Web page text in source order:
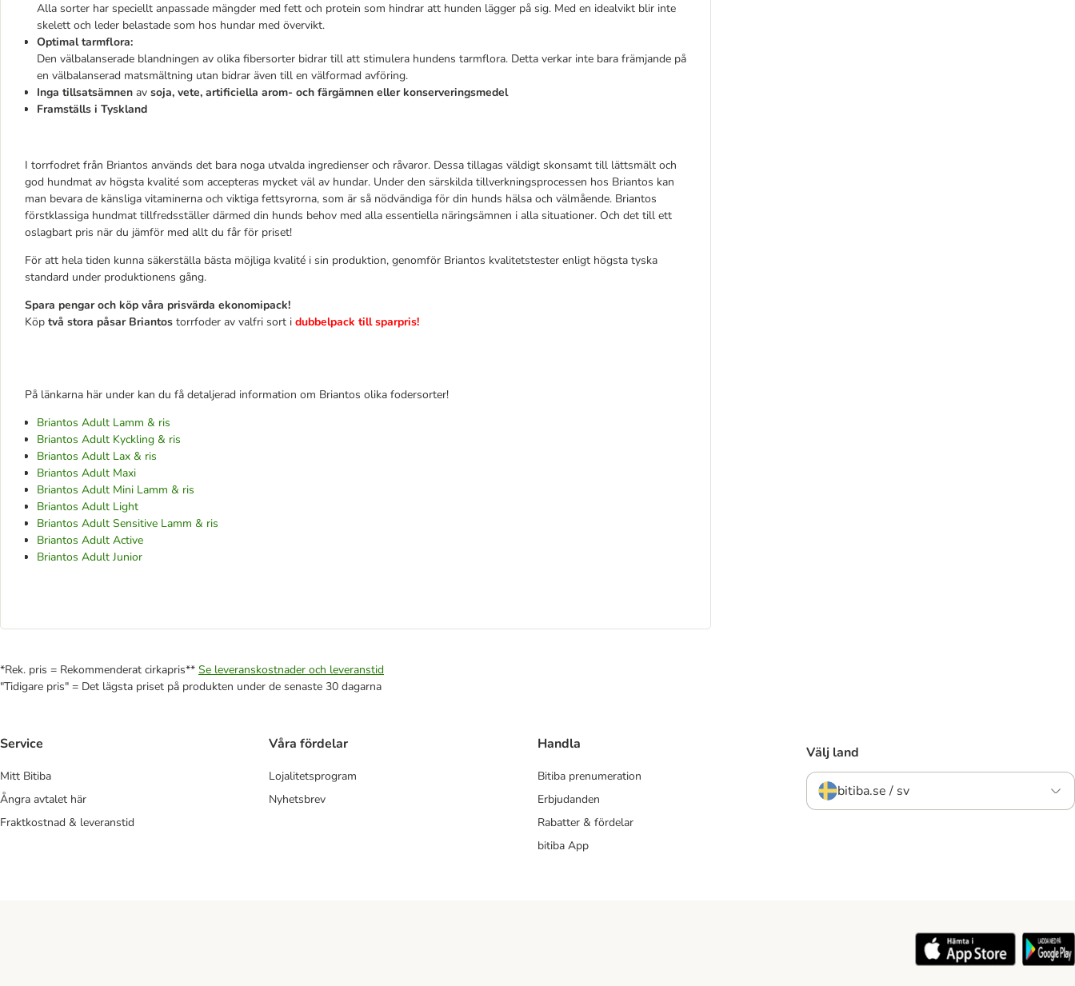
Alla sorter har speciellt anpassade mängder med fett och protein som hindrar att hunden lägger på sig. Med en idealvikt blir inte
skelett och leder belastade som hos hundar med övervikt.
Optimal tarmflora:
Den välbalanserade blandningen av olika fibersorter bidrar till att stimulera hundens tarmflora. Detta verkar inte bara främjande på
en välbalanserad matsmältning utan bidrar även till en välformad avföring.
Inga tillsatsämnen av soja, vete, artificiella arom- och färgämnen eller konserveringsmedel
Framställs i Tyskland
I torrfodret från Briantos används det bara noga utvalda ingredienser och råvaror. Dessa tillagas väldigt skonsamt till lättsmält och
god hundmat av högsta kvalité som accepteras mycket väl av hundar. Under den särskilda tillverkningsprocessen hos Briantos kan
man bevara de känsliga vitaminerna och viktiga fettsyrorna, som är så nödvändiga för din hunds hälsa och välmående. Briantos
förstklassiga hundmat tillfredsställer därmed din hunds behov med alla essentiella näringsämnen i alla situationer. Och det till ett
oslagbart pris när du jämför med allt du får för priset!
För att hela tiden kunna säkerställa bästa möjliga kvalité i sin produktion, genomför Briantos kvalitetstester enligt högsta tyska
standard under produktionens gång.
Spara pengar och köp våra prisvärda ekonomipack!
Köp två stora påsar Briantos torrfoder av valfri sort i dubbelpack till sparpris!
På länkarna här under kan du få detaljerad information om Briantos olika fodersorter!
Briantos Adult Lamm & ris
Briantos Adult Kyckling & ris
Briantos Adult Lax & ris
Briantos Adult Maxi
Briantos Adult Mini Lamm & ris
Briantos Adult Light
Briantos Adult Sensitive Lamm & ris
Briantos Adult Active
Briantos Adult Junior
*Rek. pris = Rekommenderat cirkapris** Se leveranskostnader och leveranstid
"Tidigare pris" = Det lägsta priset på produkten under de senaste 30 dagarna
Service
Mitt Bitiba
Ångra avtalet här
Fraktkostnad & leveranstid
Våra fördelar
Lojalitetsprogram
Nyhetsbrev
Handla
Bitiba prenumeration
Erbjudanden
Rabatter & fördelar
bitiba App
Välj land
bitiba.se / sv